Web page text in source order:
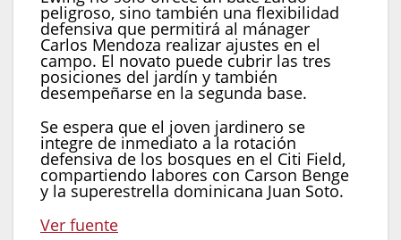
peligroso, sino también una flexibilidad
defensiva que permitirá al mánager
Carlos Mendoza realizar ajustes en el
campo. El novato puede cubrir las tres
posiciones del jardín y también
desempeñarse en la segunda base.
Se espera que el joven jardinero se
integre de inmediato a la rotación
defensiva de los bosques en el Citi Field,
compartiendo labores con Carson Benge
y la superestrella dominicana Juan Soto.
Ver fuente